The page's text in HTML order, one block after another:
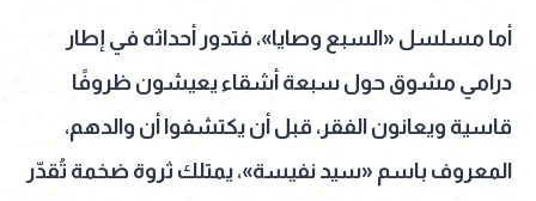
أما مسلسل «السبع وصايا»، فتدور أحداثه في إطار
درامي مشوق حول سبعة أشقاء يعيشون ظروفًا
قاسية ويعانون الفقر، قبل أن يكتشفوا أن والدهم،
المعروف باسم «سيد نفيسة»، يمتلك ثروة ضخمة تُقدّر